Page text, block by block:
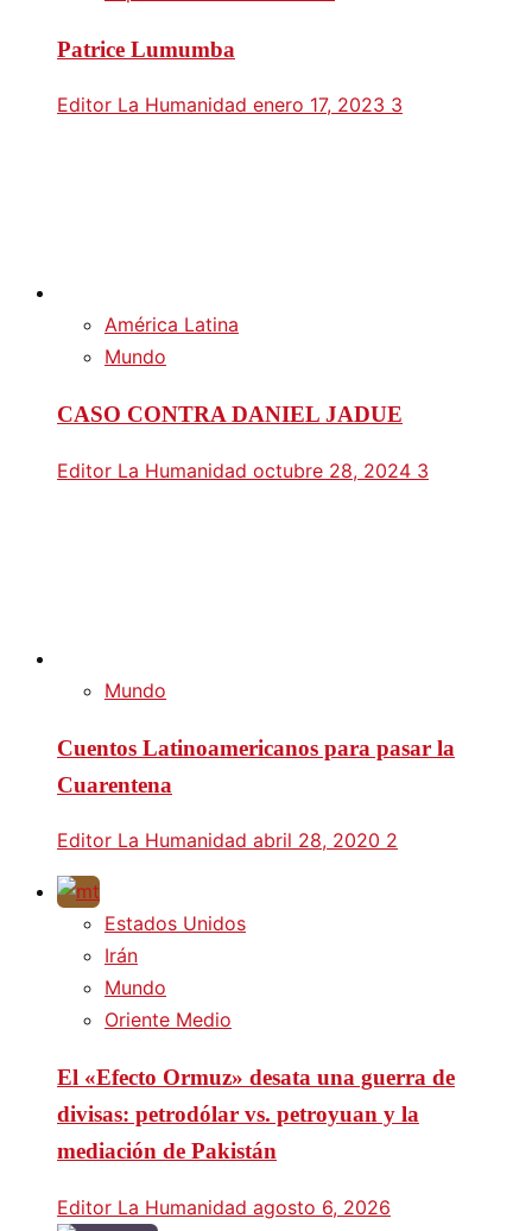
Patrice Lumumba
Editor La Humanidad enero 17, 2023 3
América Latina
Mundo
CASO CONTRA DANIEL JADUE
Editor La Humanidad octubre 28, 2024 3
Mundo
Cuentos Latinoamericanos para pasar la
Cuarentena
Editor La Humanidad abril 28, 2020 2
Estados Unidos
Irán
Mundo
Oriente Medio
El «Efecto Ormuz» desata una guerra de
divisas: petrodólar vs. petroyuan y la
mediación de Pakistán
Editor La Humanidad agosto 6, 2026